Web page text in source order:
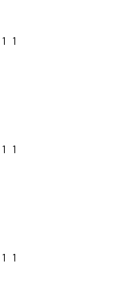
1 1
1 1
1 1